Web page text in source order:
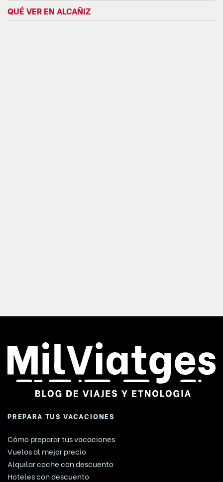
QUÉ VER EN ALCAÑIZ
PREPARA TUS VACACIONES
Cómo preparar tus vacaciones
Vuelos al mejor precio
Alquilar coche con descuento
Hoteles con descuento